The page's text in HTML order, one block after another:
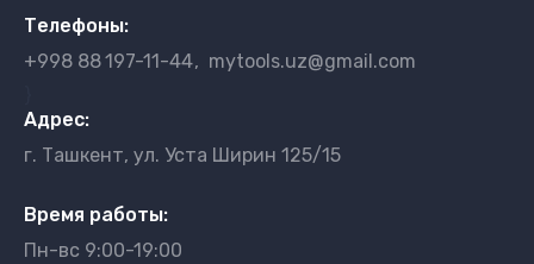
Телефоны:
+998 88197-11-44
mytools.uz@gmail.com
Адрес:
г. Ташкент, ул. Уста Ширин 125/15
Время работы:
Пн-вс 9:00-19:00